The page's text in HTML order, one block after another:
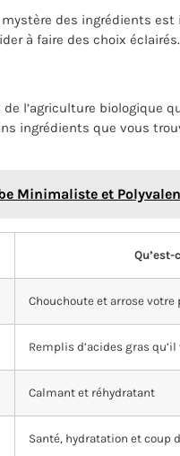
des ingrédients
à faire des choix éclairés.
l’agriculture biologique
ingrédients que vous
Minimaliste et
Qu’est-
Chouchoute et arrose votre
Remplis d’acides gras
Calmant et réhydratant
Santé, hydratation et coup